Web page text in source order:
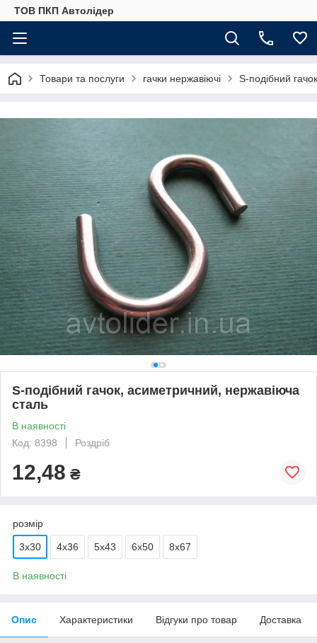
ТОВ ПКП Автолідер
Товари та послуги гачки нержавіючі S-подібний
S-подібний гачок, асиметричний, нержавіюча
сталь
В наявності
Код: 8398
Роздріб
12,48 ₴
розмір
3х30 4х36 5х43 6х50 8х67
В наявності
Опис Характеристики Відгуки про товар Доставка